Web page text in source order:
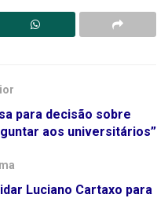
para decisão sobre
aos universitários”
Luciano Cartaxo para